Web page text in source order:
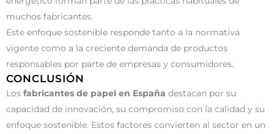
muchos fabricantes.
Este enfoque sostenible responde tanto a la normativa
vigente como a la creciente demanda de productos
responsables por parte de empresas y consumidores.
CONCLUSIÓN
Los fabricantes de papel en España destacan por su
capacidad de innovación, su compromiso con la calidad y su
enfoque sostenible. Estos factores convierten al sector en un